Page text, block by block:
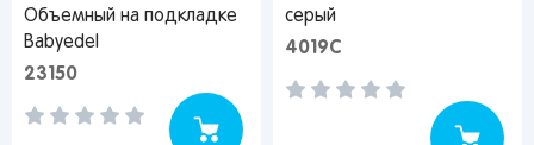
Объемный на подкладке
Babyedel
23150
серый
4019С